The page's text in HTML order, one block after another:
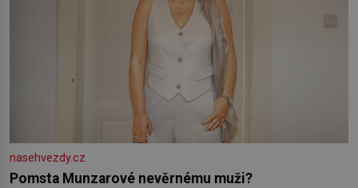
nasehvezdy.cz
Pomsta Munzarové nevěrnému muži?